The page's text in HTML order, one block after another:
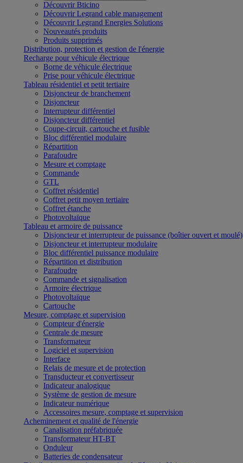
Découvrir Bticino
Découvrir Legrand cable management
Découvrir Legrand Energies Solutions
Nouveautés produits
Produits supprimés
Distribution, protection et gestion de l'énergie
Recharge pour véhicule électrique
Borne de véhicule électrique
Prise pour véhicule électrique
Tableau résidentiel et petit tertiaire
Disjoncteur de branchement
Disjoncteur
Interrupteur différentiel
Disjoncteur différentiel
Coupe-circuit, cartouche et fusible
Bloc différentiel modulaire
Répartition
Parafoudre
Mesure et comptage
Commande
GTL
Coffret résidentiel
Coffret petit moyen tertiaire
Coffret étanche
Photovoltaïque
Tableau et armoire de puissance
Disjoncteur et interrupteur de puissance (boîtier ouvert et moulé)
Disjoncteur et interrupteur modulaire
Bloc différentiel puissance modulaire
Répartition et distribution
Parafoudre
Commande et signalisation
Armoire électrique
Photovoltaïque
Cartouche
Mesure, comptage et supervision
Compteur d'énergie
Centrale de mesure
Transformateur
Logiciel et supervision
Interface
Relais de mesure et de protection
Transducteur et convertisseur
Indicateur analogique
Système de gestion de mesure
Indicateur numérique
Accessoires mesure, comptage et supervision
Acheminement et qualité de l'énergie
Canalisation préfabriquée
Transformateur HT-BT
Onduleur
Batteries de condensateur